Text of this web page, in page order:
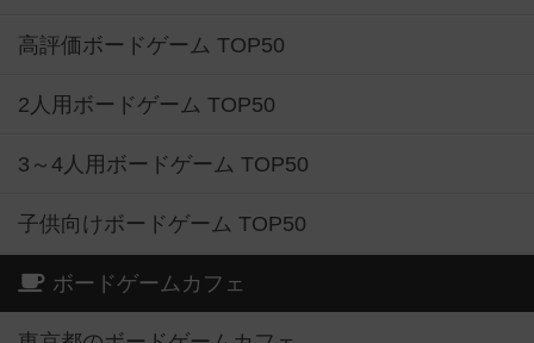
高評価ボードゲーム TOP50
2人用ボードゲーム TOP50
3～4人用ボードゲーム TOP50
子供向けボードゲーム TOP50
ボードゲームカフェ